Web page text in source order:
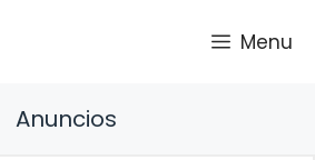
Menu
Anuncios